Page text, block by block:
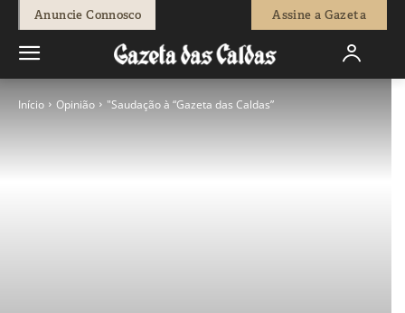
Anuncie Connosco Assine a Gazeta
Início Opinião "Saudação à “Gazeta das Caldas”